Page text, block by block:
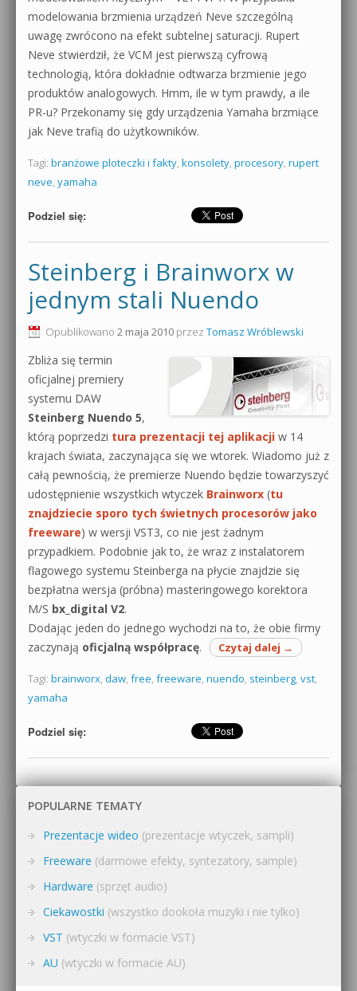
modelowania brzmienia urządzeń Neve szczególną
uwagę zwrócono na efekt subtelnej saturacji. Rupert
Neve stwierdził, że VCM jest pierwszą cyfrową
technologią, która dokładnie odtwarza brzmienie jego
produktów analogowych. Hmm, ile w tym prawdy, a ile
PR-u? Przekonamy się gdy urządzenia Yamaha brzmiące
jak Neve trafią do użytkowników.
Tagi: branżowe ploteczki i fakty, konsolety, procesory, rupert
neve, yamaha
Podziel się:
Steinberg i Brainworx w
jednym stali Nuendo
Opublikowano 2 maja 2010 przez Tomasz Wróblewski
Zbliża się termin
oficjalnej premiery
systemu DAW
Steinberg Nuendo 5,
którą poprzedzi tura prezentacji tej aplikacji w 14
krajach świata, zaczynająca się we wtorek. Wiadomo już z
całą pewnością, że premierze Nuendo będzie towarzyszyć
udostępnienie wszystkich wtyczek Brainworx (tu
znajdziecie sporo tych świetnych procesorów jako
freeware) w wersji VST3, co nie jest żadnym
przypadkiem. Podobnie jak to, że wraz z instalatorem
flagowego systemu Steinberga na płycie znajdzie się
bezpłatna wersja (próbna) masteringowego korektora
M/S bx_digital V2.
Dodając jeden do jednego wychodzi na to, że obie firmy
zaczynają oficjalną współpracę. Czytaj dalej →
Tagi: brainworx, daw, free, freeware, nuendo, steinberg, vst,
yamaha
Podziel się:
POPULARNE TEMATY
Prezentacje wideo (prezentacje wtyczek, sampli)
Freeware (darmowe efekty, syntezatory, sample)
Hardware (sprzęt audio)
Ciekawostki (wszystko dookoła muzyki i nie tylko)
VST (wtyczki w formacie VST)
AU (wtyczki w formacie AU)